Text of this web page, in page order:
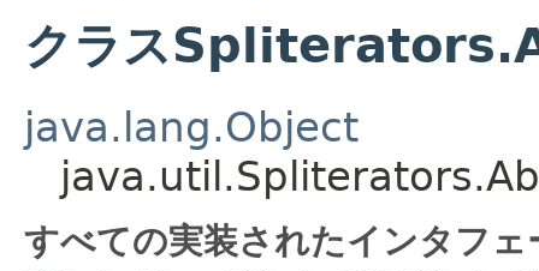
クラス
java.lang.Object
すべての実装されたインタフ